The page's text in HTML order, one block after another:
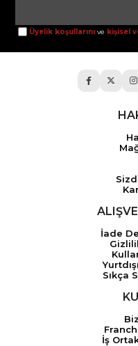
Üyelik koşullarını ve kişisel
İade
Sıkça
İş